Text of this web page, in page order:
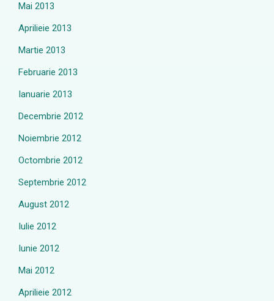
Mai 2013
Aprilieie 2013
Martie 2013
Februarie 2013
Ianuarie 2013
Decembrie 2012
Noiembrie 2012
Octombrie 2012
Septembrie 2012
August 2012
Iulie 2012
Iunie 2012
Mai 2012
Aprilieie 2012